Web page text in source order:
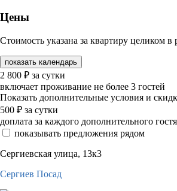
Цены
Стоимость указана за квартиру целиком
показать календарь
2 800 ₽ за сутки
включает проживание не более 3 гостей
Показать дополнительные условия и
500 ₽ за сутки
доплата за каждого дополнительного
показывать предложения рядом
Сергиевская улица, 13к3
Сергиев Посад